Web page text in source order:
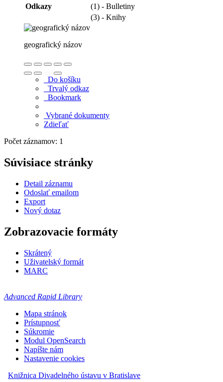
Odkazy
(1) - Bulletiny
(3) - Knihy
geografický názov
Do košíku
Trvalý odkaz
Bookmark
Vybrané dokumenty
Zdieľať
Počet záznamov: 1
Súvisiace stránky
Detail záznamu
Odoslať emailom
Export
Nový dotaz
Zobrazovacie formáty
Skrátený
Uživatelský formát
MARC
Advanced Rapid Library
Mapa stránok
Prístupnosť
Súkromie
Modul OpenSearch
Napíšte nám
Nastavenie cookies
Knižnica Divadelného ústavu v Bratislave